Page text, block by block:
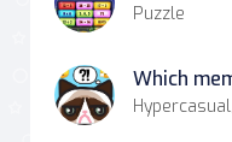
Puzzle
Which